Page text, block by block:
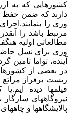
کشورهایی که به
دارند که ضمن حفظ
وری را
مرتبط باشد را
مطالعاتی اولیه
وری برای نسل
آینده، تواما
در بعضی از
زیست برفراز مراتع
فیلمها دیده
نیروگاههای
پالایشگاهها و